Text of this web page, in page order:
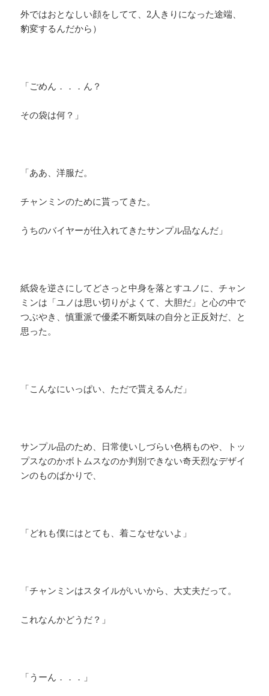
外ではおとなしい顔をしてて、2人きりになった途端、
豹変するんだから）
「ごめん．．．ん？
その袋は何？」
「ああ、洋服だ。
チャンミンのために貰ってきた。
うちのバイヤーが仕入れてきたサンプル品なんだ」
紙袋を逆さにしてどさっと中身を落とすユノに、チャン
ミンは「ユノは思い切りがよくて、大胆だ」と心の中で
つぶやき、慎重派で優柔不断気味の自分と正反対だ、と
思った。
「こんなにいっぱい、ただで貰えるんだ」
サンプル品のため、日常使いしづらい色柄ものや、トッ
プスなのかボトムスなのか判別できない奇天烈なデザイ
ンのものばかりで、
「どれも僕にはとても、着こなせないよ」
「チャンミンはスタイルがいいから、大丈夫だって。
これなんかどうだ？」
「うーん．．．」